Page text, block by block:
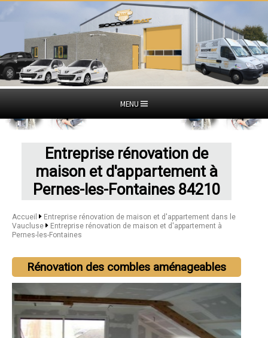
MENU
Entreprise rénovation de
maison et d'appartement à
Pernes-les-Fontaines 84210
Accueil
Entreprise rénovation de maison et d'appartement dans le
Vaucluse
Entreprise rénovation de maison et d'appartement à
Pernes-les-Fontaines
Rénovation des combles aménageables